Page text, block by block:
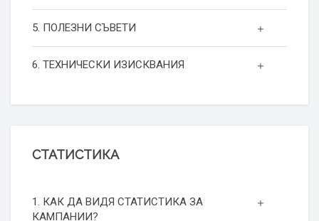
5. ПОЛЕЗНИ СЪВЕТИ
6. ТЕХНИЧЕСКИ ИЗИСКВАНИЯ
СТАТИСТИКА
1. КАК ДА ВИДЯ СТАТИСТИКА ЗА
КАМПАНИИ?